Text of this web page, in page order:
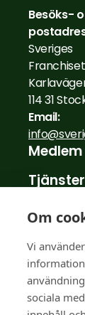
Om
Vi
sociala
Besöks-
Sveriges
114 31
Email:
Medlem
Tjänster
Nyheter
För
FAQ